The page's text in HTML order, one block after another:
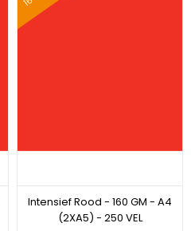
Intensief Rood - 160 GM - A4
(2XA5) - 250 VEL